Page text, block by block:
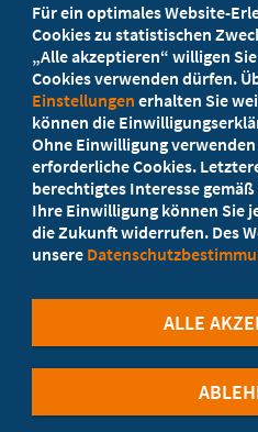
Ihr Landesverband berät Sie!
Ansprechpartner
Werden Sie jetzt
5 Vorteile
Für ein optimales Website-
Cookies zu statistischen
„Alle akzeptieren“ willigen
Cookies verwenden dürfen.
Einstellungen erhalten Sie
können die
Ohne Einwilligung
erforderliche Cookies.
berechtigtes Interesse gemäß
Ihre Einwilligung können Sie
die Zukunft widerrufen. Des
unsere
ALLE